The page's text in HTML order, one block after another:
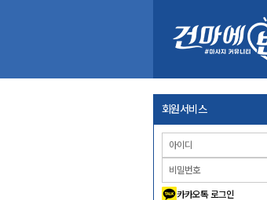
회원서비스
카카오톡 로그인